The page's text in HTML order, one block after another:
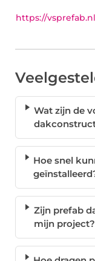
https://vsprefab.nl
Wat zijn de
Hoe snel
Zijn prefab
mijn project?